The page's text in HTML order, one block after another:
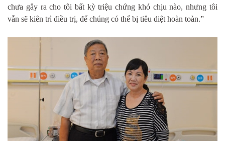
chưa gây ra cho tôi bất kỳ triệu chứng khó chịu nào, nhưng tôi
vẫn sẽ kiên trì điều trị, để chúng có thể bị tiêu diệt hoàn toàn.”